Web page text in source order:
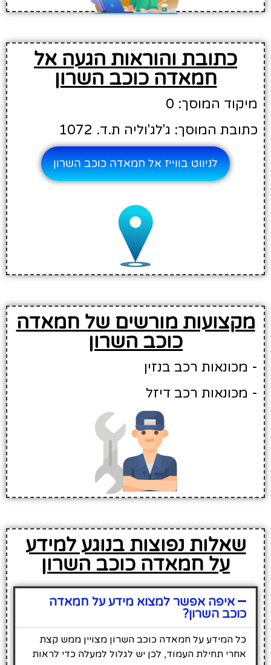
כתובת והוראות הגעה אל
חמאדה כוכב השרון
מיקוד המוסך: 0
כתובת המוסך: ג'לג'וליה ת.ד. 1072
לניווט בווייז אל חמאדה כוכב השרון
מקצועות מורשים של חמאדה
כוכב השרון
- מכונאות רכב בנזין
- מכונאות רכב דיזל
שאלות נפוצות בנוגע למידע
על חמאדה כוכב השרון
איפה אפשר למצוא מידע על חמאדה
כוכב השרון?
כל המידע על חמאדה כוכב השרון מצויין ממש קצת
אחרי תחילת העמוד, לכן יש לגלול למעלה כדי לראות